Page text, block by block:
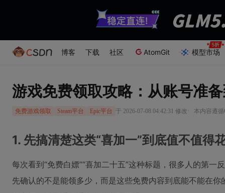
博客 下载 社区 AtomGit 模型市场
游戏免费领取攻略：从账号准
免费游戏领取 Steam平台 Epic平台 于 2026-07-08 04:42:31 修改 · 本内容遵
1. 先搞清楚这类“喜加一”到底值不值得
每次看到“免费白嫖”“喜加二十五”这种标题，很多人的第一
先确认的不是能领多少，而是这些免费内容到底能不能在